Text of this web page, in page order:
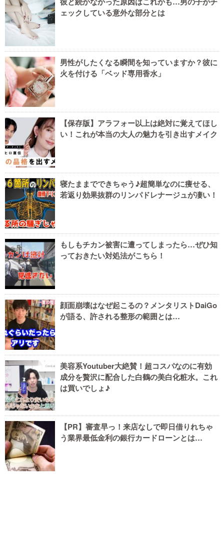
ェックしている意外な部分とは
男性がしたくなる瞬間を知っていますか？彼に
火を付ける「ベッド専用香水」
【保存版】アラフォー以上は絶対に覚えてほし
い！これが本当の大人の魅力を引き出すメイク
寝たままでできちゃう♪超簡単なのに痩せる、
若返り効果抜群のリンパドレナージュが凄い！
もしもチカン被害に遭ってしまったら…ぜひ知
っておきたい対処法がこちら！
顔面崩壊はなぜ起こるの？メンタリストDaiGo
が語る、許される整形の範囲とは…
美容系Youtuber大絶賛！超コスパなのに有効
成分を贅沢に配合した白鶴の美白化粧水。これ
は買いでしょ♪
【PR】審査早っ！来店なしで即日借りれちゃ
う業界最低金利の銀行カードローンとは…